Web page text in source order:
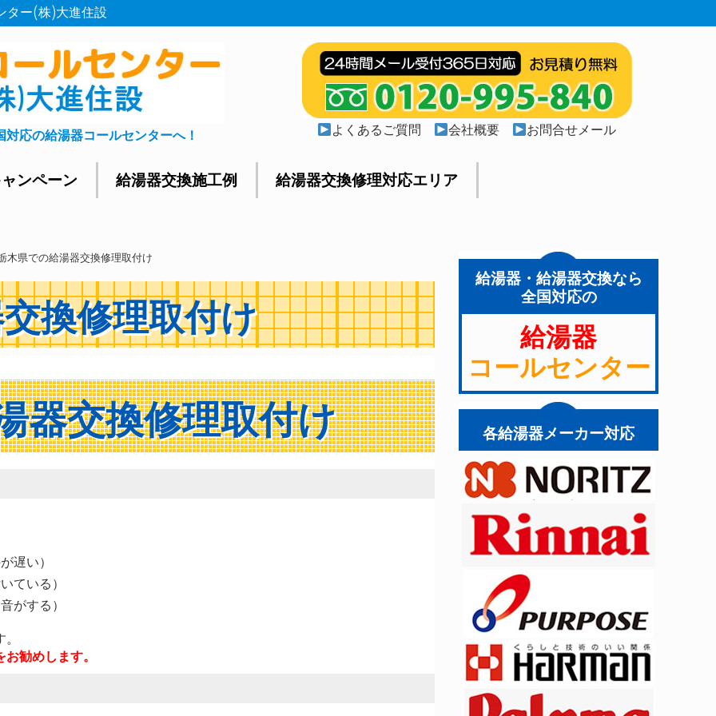
ター(株)大進住設
応の給湯器コールセンターへ！ よくあるご質問 会社概要 お問合せメール
ンペーン 給湯器交換施工例 給湯器交換修理対応エリア
木県での給湯器交換修理取付け
換修理取付け
器交換修理取付け
遅い）
ている）
がする）
勧めします。
給湯器・給湯器交換なら
全国対応の
給湯器
コールセンター
各給湯器メーカー対応